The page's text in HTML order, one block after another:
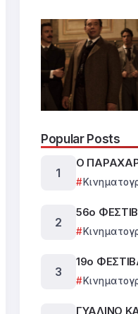
Popular Posts
Ο
56ο
19ο
ΓΥΑΛΙΝΟ